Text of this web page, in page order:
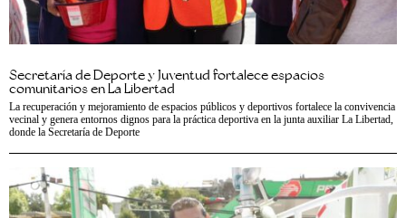
Secretaría de Deporte y Juventud fortalece espacios
comunitarios en La Libertad
La recuperación y mejoramiento de espacios públicos y deportivos fortalece la convivencia
vecinal y genera entornos dignos para la práctica deportiva en la junta auxiliar La Libertad,
donde la Secretaría de Deporte